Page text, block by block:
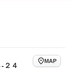
２４
MAP